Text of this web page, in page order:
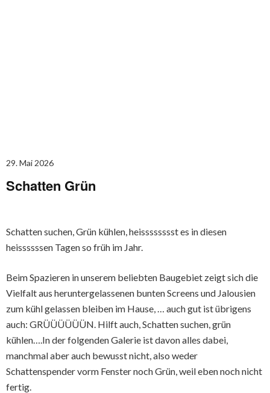
29. Mai 2026
Schatten Grün
Schatten suchen, Grün kühlen, heisssssssst es in diesen
heissssssen Tagen so früh im Jahr.
Beim Spazieren in unserem beliebten Baugebiet zeigt sich die
Vielfalt aus heruntergelassenen bunten Screens und Jalousien
zum kühl gelassen bleiben im Hause, … auch gut ist übrigens
auch: GRÜÜÜÜÜÜN. Hilft auch, Schatten suchen, grün
kühlen….In der folgenden Galerie ist davon alles dabei,
manchmal aber auch bewusst nicht, also weder
Schattenspender vorm Fenster noch Grün, weil eben noch nicht
fertig.